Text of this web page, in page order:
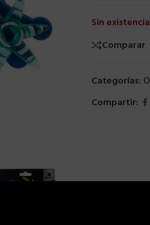
Sin
Comparar
Categorías:
Compartir: